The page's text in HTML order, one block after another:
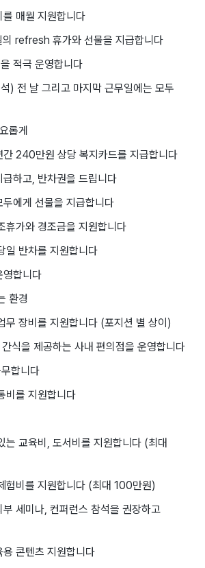
매월 지원합니다​
의 refresh 휴가와 선물을 지급합니다
적극 운영합니다
) 전 날 그리고 마지막 근무일에는 모두
롭게
간 240만원 상당 복지카드를 지급합니다
하고, 반차권을 드립니다
에게 선물을 지급합니다
휴가와 경조금을 지원합니다
일 반차를 지원합니다
영합니다
환경
무 장비를 지원합니다 (포지션 별 상이)
식을 제공하는 사내 편의점을 운영합니다
합니다
비를 지원합니다
는 교육비, 도서비를 지원합니다 (최대
험비를 지원합니다 (최대 100만원)
세미나, 컨퍼런스 참석을 권장하고
콘텐츠 지원합니다